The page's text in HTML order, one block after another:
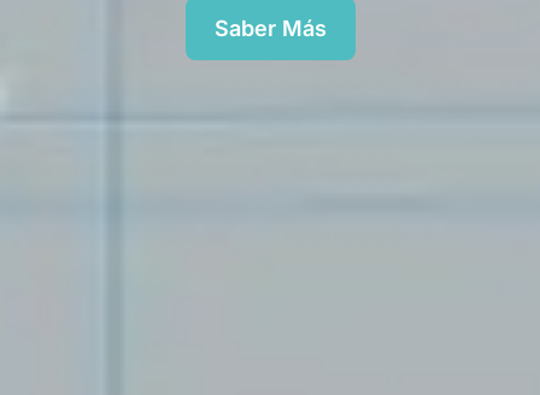
Saber Más